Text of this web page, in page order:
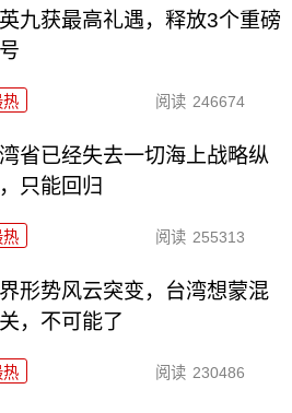
九获最高礼遇，释放3个重磅
热 阅读 246674
省已经失去一切海上战略纵
只能回归
热 阅读 255313
形势风云突变，台湾想蒙混
，不可能了
热 阅读 230486